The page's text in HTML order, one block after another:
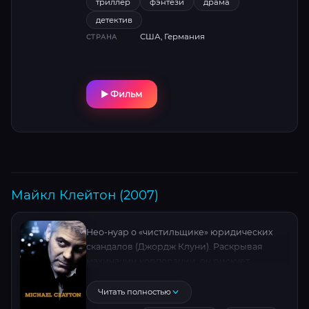
детектив
СТРАНА США, Германия
Фильм
Майкл Клейтон (2007)
Нео-нуар о «чистильщике» юридических
скандалов (Джордж Клуни). Раскрывая
реальных нью-йоркских офисах. Тильда
Суинтон получила «Оскар» за роль
Читать полностью